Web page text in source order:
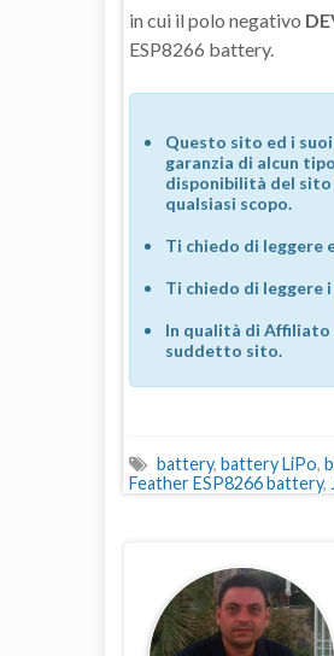
in cui il polo negativo
ESP8266 battery.
Questo sito ed i
garanzia di alcun
disponibilità del
qualsiasi scopo.
Ti chiedo di leggere
Ti chiedo di leggere i
In qualità di Affiliato
suddetto sito.
battery, battery LiPo,
Feather ESP8266 battery,